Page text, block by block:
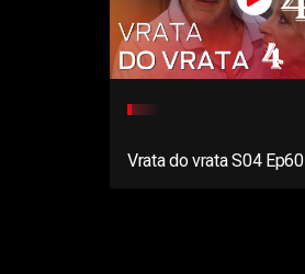
Vrata do vrata S04 Ep60